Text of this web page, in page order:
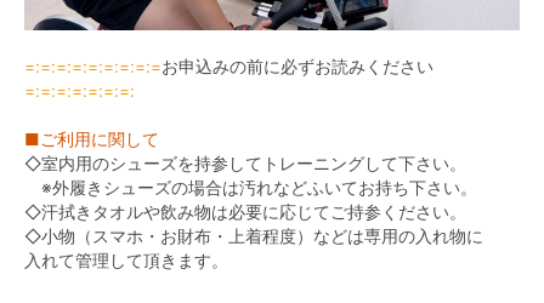
=:=:=:=:=:=:=:=:=お申込みの前に必ずお読みください
=:=:=:=:=:=:=:
■ご利用に関して
◇室内用のシューズを持参してトレーニングして下さい。
※外履きシューズの場合は汚れなどふいてお持ち下さい。
◇汗拭きタオルや飲み物は必要に応じてご持参ください。
◇小物（スマホ・お財布・上着程度）などは専用の入れ物に
入れて管理して頂きます。